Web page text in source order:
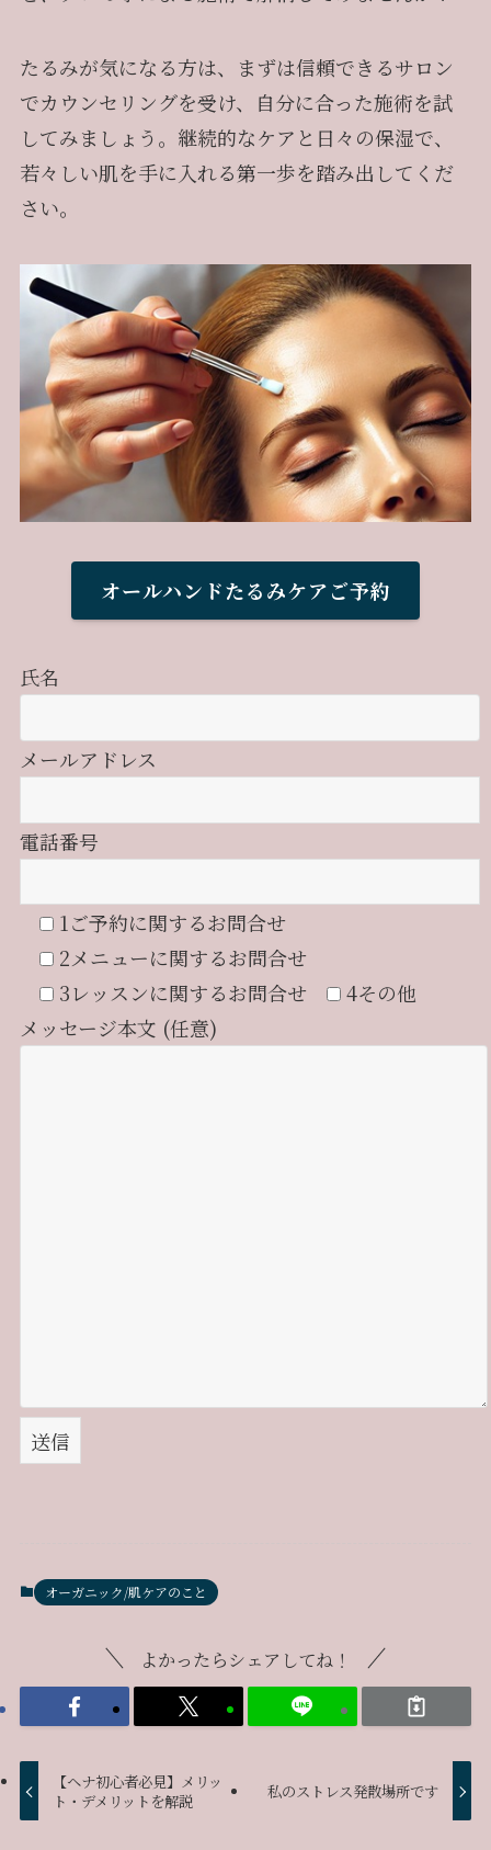
たるみが気になる方は、まずは信頼できるサロン
でカウンセリングを受け、自分に合った施術を試
してみましょう。継続的なケアと日々の保湿で、
若々しい肌を手に入れる第一歩を踏み出してくだ
さい。
オールハンドたるみケアご予約
氏名
メールアドレス
電話番号
1ご予約に関するお問合せ
2メニューに関するお問合せ
3レッスンに関するお問合せ
4その他
メッセージ本文 (任意)
オーガニック/肌ケアのこと
よかったらシェアしてね！
【ヘナ初心者必見】メリッ
ト・デメリットを解説
私のストレス発散場所です